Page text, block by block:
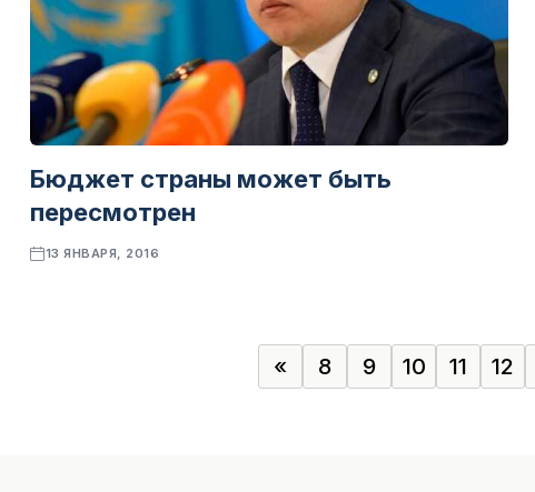
Бюджет страны может быть
пересмотрен
13 ЯНВАРЯ, 2016
« 8 9 10 11 12